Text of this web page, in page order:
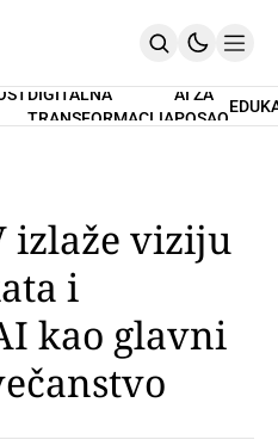
DIGITALNA
TRANSFORMACIJA
AI ZA
POSAO
izlaže viziju
i
kao glavni